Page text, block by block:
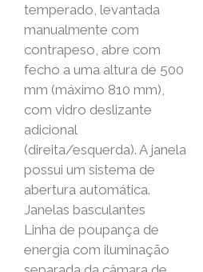
temperado, levantada
manualmente com
contrapeso, abre com
fecho a uma altura de 500
mm (máximo 810 mm),
com vidro deslizante
adicional
(direita/esquerda). A janela
possui um sistema de
abertura automática.
Janelas basculantes
Linha de poupança de
energia com iluminação